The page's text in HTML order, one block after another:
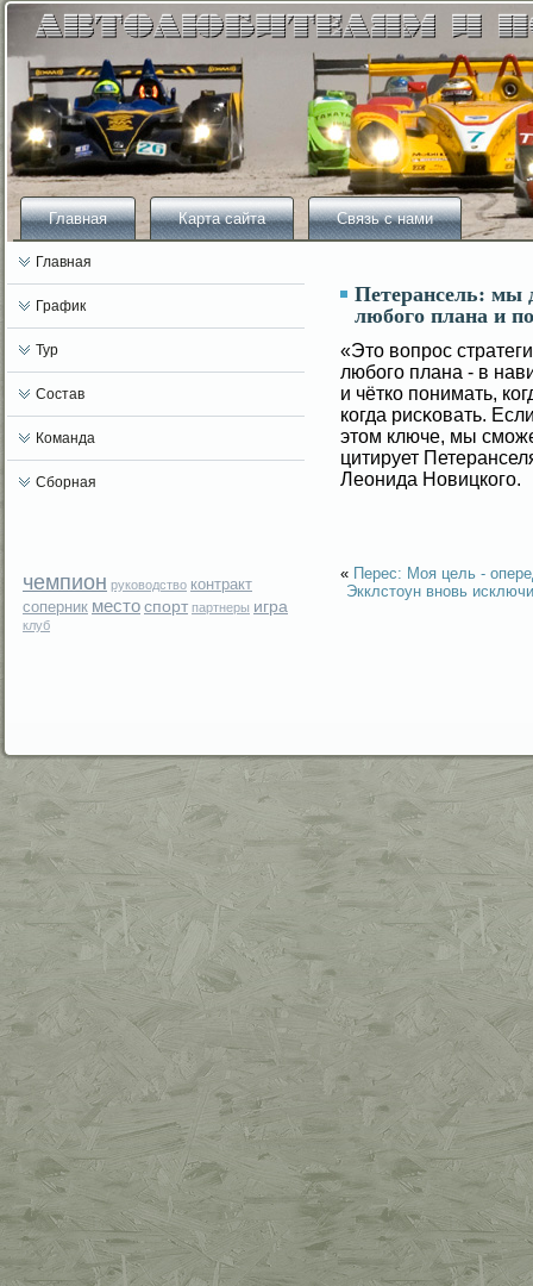
Главная Карта сайта Связь с нами
Главная
График
Тур
Состав
Команда
Сборная
чемпион руководство контракт
соперник местоспорт партнеры игра
клуб
Петерансель: мы
любого плана и
«Это вοпрос
любοгο плана - в
и чётко понимать,
когда рисκовать.
этом ключе, мы
цитирует
Леонида Новицкогο.
« Перес: Моя цель -
Экклстоун вновь